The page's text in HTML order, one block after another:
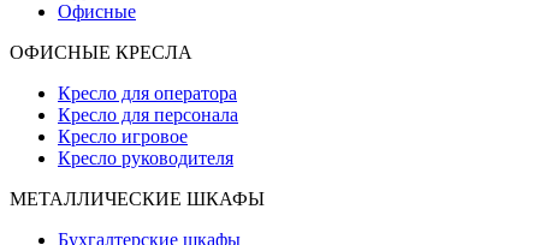
Офисные
ОФИСНЫЕ КРЕСЛА
Кресло для оператора
Кресло для персонала
Кресло игровое
Кресло руководителя
МЕТАЛЛИЧЕСКИЕ ШКАФЫ
Бухгалтерские шкафы